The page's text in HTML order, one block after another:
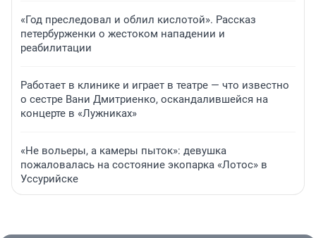
«Год преследовал и облил кислотой». Рассказ
петербурженки о жестоком нападении и
реабилитации
Работает в клинике и играет в театре — что известно
о сестре Вани Дмитриенко, оскандалившейся на
концерте в «Лужниках»
«Не вольеры, а камеры пыток»: девушка
пожаловалась на состояние экопарка «Лотос» в
Уссурийске